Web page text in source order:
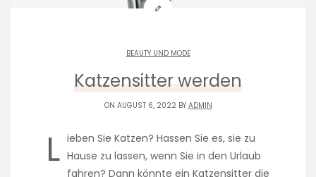
BEAUTY UND MODE
Katzensitter werden
ON AUGUST 6, 2022 BY ADMIN
L ieben Sie Katzen? Hassen Sie es, sie zu
Hause zu lassen, wenn Sie in den Urlaub
fahren? Dann könnte ein Katzensitter die